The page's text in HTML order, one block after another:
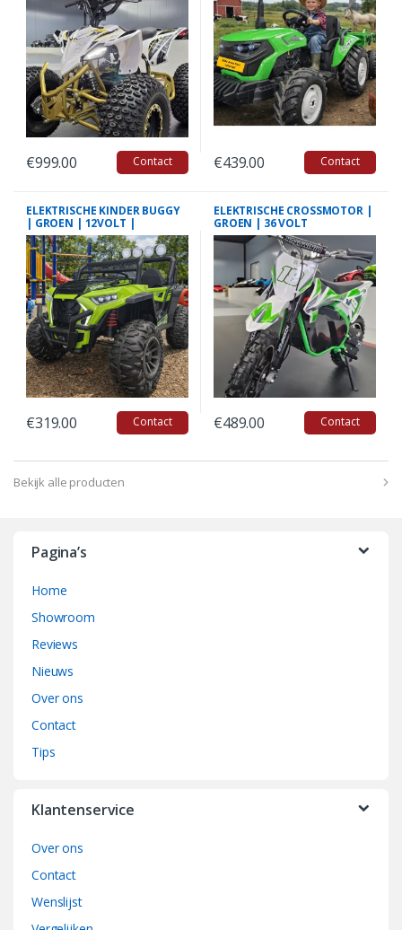
€999.00 Contact €439.00 Contact
ELEKTRISCHE KINDER BUGGY
| GROEN | 12VOLT |
1PERSOONS
€319.00 Contact
ELEKTRISCHE CROSSMOTOR |
GROEN | 36 VOLT
€489.00 Contact
Bekijk alle producten
Pagina’s
Home
Showroom
Reviews
Nieuws
Over ons
Contact
Tips
Klantenservice
Over ons
Contact
Wenslijst